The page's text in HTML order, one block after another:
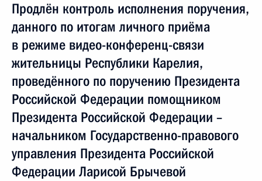
Продлён контроль исполнения поручения,
данного по итогам личного приёма
в режиме видео-конференц-связи
жительницы Республики Карелия,
проведённого по поручению Президента
Российской Федерации помощником
Президента Российской Федерации –
начальником Государственно-правового
управления Президента Российской
Федерации Ларисой Брычевой